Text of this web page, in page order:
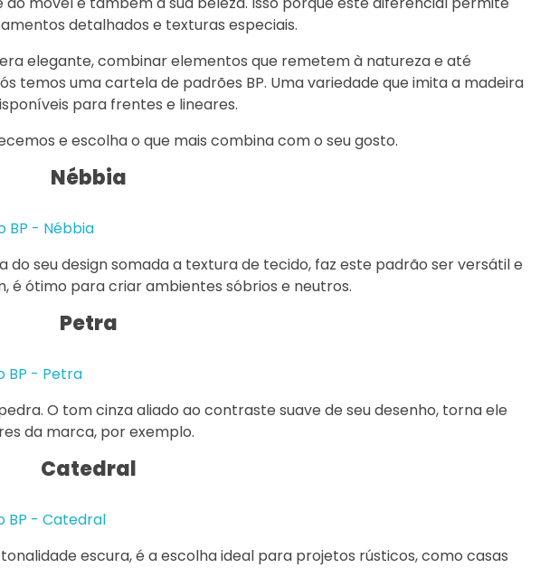
detalhados e texturas especiais.
elegante, combinar elementos que remetem à natureza e até
temos uma cartela de padrões BP. Uma variedade que imita a madeira
para frentes e lineares.
e escolha o que mais combina com o seu gosto.
Nébbia
do seu design somada a textura de tecido, faz este padrão ser versátil e
é ótimo para criar ambientes sóbrios e neutros.
Petra
O tom cinza aliado ao contraste suave de seu desenho, torna ele
da marca, por exemplo.
Catedral
escura, é a escolha ideal para projetos rústicos, como casas